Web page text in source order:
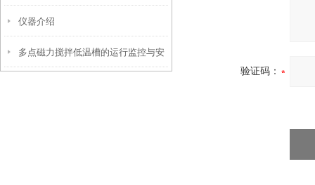
仪器介绍
多点磁力搅拌低温槽的运行监控与安
验证码：